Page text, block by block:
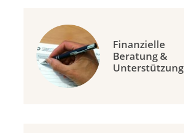
Krebsliga Zürich
Krebshilfe LiechtensteinFinanzielle
Beratung &
Unterstützung